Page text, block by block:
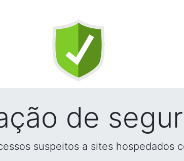
de
suspeitos a sites hospedados